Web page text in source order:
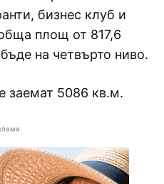
бизнес клуб и
площ от 817,6
на четвърто ниво.
заемат 5086 кв.м.